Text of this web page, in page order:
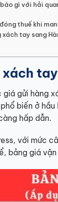
gì với hải
thuế khi
xách tay sang
giá gửi hàng
biến ở
hấp dẫn.
với mức
bảng giá